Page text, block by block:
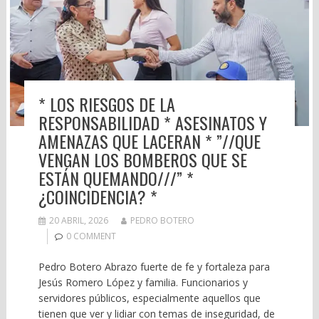
* LOS RIESGOS DE LA
RESPONSABILIDAD * ASESINATOS Y
AMENAZAS QUE LACERAN * ”//QUE
VENGAN LOS BOMBEROS QUE SE
ESTÁN QUEMANDO///” *
¿COINCIDENCIA? *
20 ABRIL, 2026
PEDRO BOTERO
0 COMMENT
Pedro Botero Abrazo fuerte de fe y fortaleza para
Jesús Romero López y familia. Funcionarios y
servidores públicos, especialmente aquellos que
tienen que ver y lidiar con temas de inseguridad, de